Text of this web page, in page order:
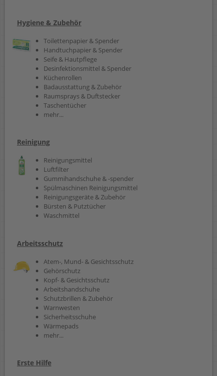
Hygiene & Zubehör
Toilettenpapier & Spender
Handtuchpapier & Spender
Seife & Hautpflege
Desinfektionsmittel & Spender
Küchenrollen
Badausstattung & Zubehör
Raumsprays & Duftstecker
Taschentücher
mehr...
Reinigung
Reinigungsmittel
Luftfilter
Gummihandschuhe & -spender
Spülmaschinen Reinigungsmittel
Reinigungsgeräte & Zubehör
Bürsten & Putztücher
Waschmittel
Arbeitsschutz
Atem-, Mund- & Gesichtsschutz
Gehörschutz
Kopf- & Gesichtsschutz
Arbeitshandschuhe
Schutzbrillen & Zubehör
Warnwesten
Sicherheitsschuhe
Wärmepads
mehr...
Erste Hilfe